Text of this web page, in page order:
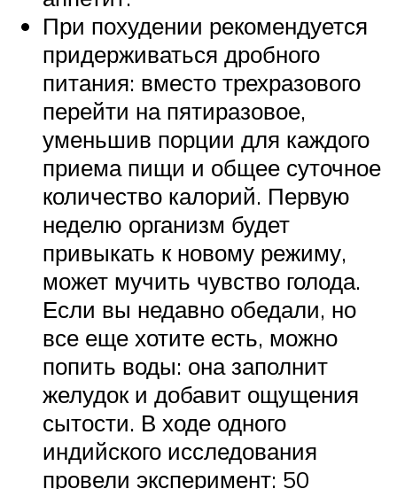
При похудении рекомендуется
придерживаться дробного
питания: вместо трехразового
перейти на пятиразовое,
уменьшив порции для каждого
приема пищи и общее суточное
количество калорий. Первую
неделю организм будет
привыкать к новому режиму,
может мучить чувство голода.
Если вы недавно обедали, но
все еще хотите есть, можно
попить воды: она заполнит
желудок и добавит ощущения
сытости. В ходе одного
индийского исследования
провели эксперимент: 50